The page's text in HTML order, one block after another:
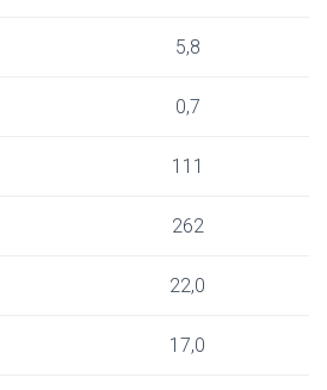
5,8
0,7
111
262
22,0
17,0